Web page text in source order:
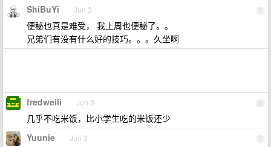
5
ShiBuYi Jun 3
便秘也真是难受， 我上周也便秘了。。
兄弟们有没有什么好的技巧。。。久坐啊
6
fredweili Jun 3
几乎不吃米饭，比小学生吃的米饭还少
7
Yuunie Jun 3